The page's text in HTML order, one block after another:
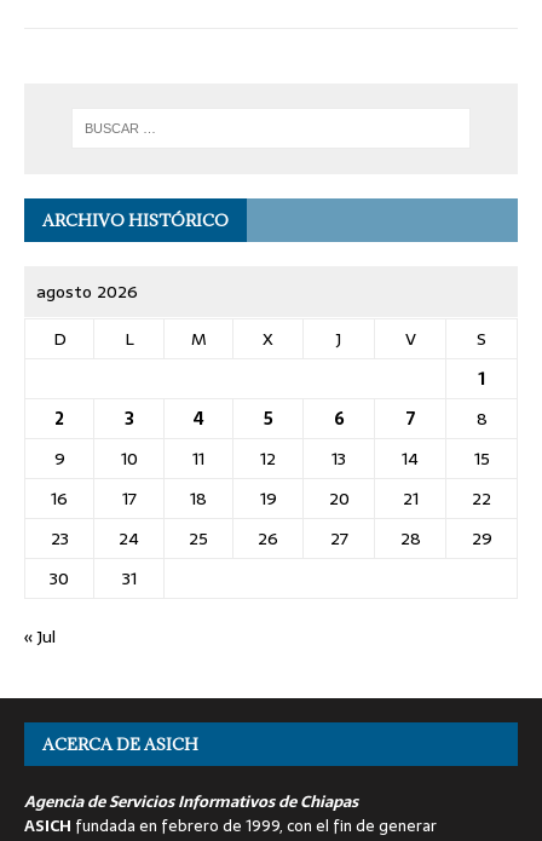
ARCHIVO HISTÓRICO
agosto 2026
D
L M X J V
S
1
2
3 4 5 6 7
8
9
10 11 12 13 14
15
16
17 18 19 20 21
22
23
24 25 26 27 28
29
30
31
« Jul
ACERCA DE ASICH
Agencia de Servicios Informativos de Chiapas
ASICH fundada en febrero de 1999, con el fin de generar